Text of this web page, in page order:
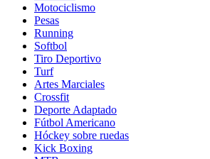
Motociclismo
Pesas
Running
Softbol
Tiro Deportivo
Turf
Artes Marciales
Crossfit
Deporte Adaptado
Fútbol Americano
Hóckey sobre ruedas
Kick Boxing